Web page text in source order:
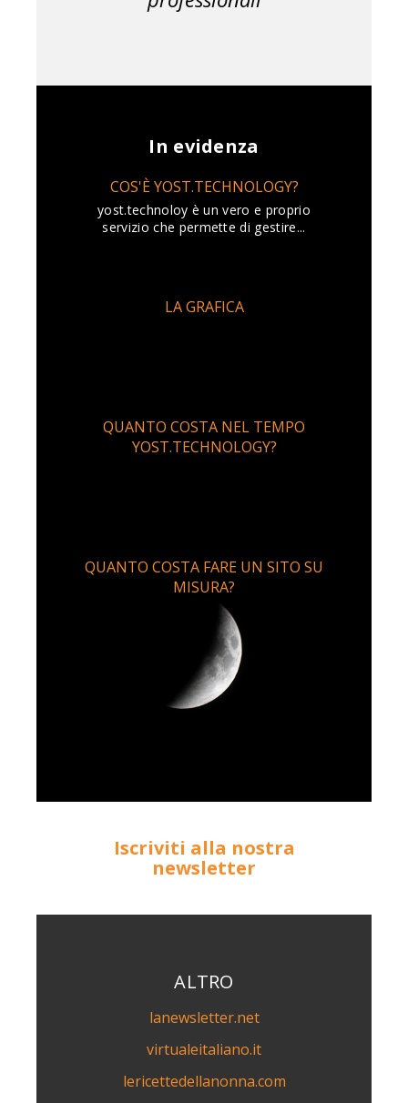
In evidenza
COS'È YOST.TECHNOLOGY?
yost.technoloy è un vero e proprio
servizio che permette di gestire...
LA GRAFICA
QUANTO COSTA NEL TEMPO
YOST.TECHNOLOGY?
QUANTO COSTA FARE UN SITO SU
MISURA?
Iscriviti alla nostra
newsletter
ALTRO
lanewsletter.net
virtualeitaliano.it
lericettedellanonna.com